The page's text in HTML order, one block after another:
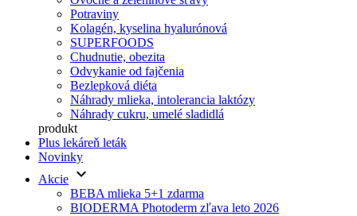
Potraviny
Kolagén, kyselina hyalurónová
SUPERFOODS
Chudnutie, obezita
Odvykanie od fajčenia
Bezlepková diéta
Náhrady mlieka, intolerancia laktózy
Náhrady cukru, umelé sladidlá
produkt
Plus lekáreň leták
Novinky
Akcie keyboard_arrow_down
BEBA mlieka 5+1 zdarma
BIODERMA Photoderm zľava leto 2026